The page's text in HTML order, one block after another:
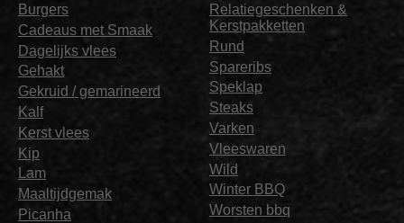
Burgers
Cadeaus met Smaak
Dagelijks vlees
Gehakt
Gekruid / gemarineerd
Kalf
Kerst vlees
Kip
Lam
Maaltijdgemak
Picanha
Relatiegeschenken &
Kerstpakketten
Rund
Spareribs
Speklap
Steaks
Varken
Vleeswaren
Wild
Winter BBQ
Worsten bbq